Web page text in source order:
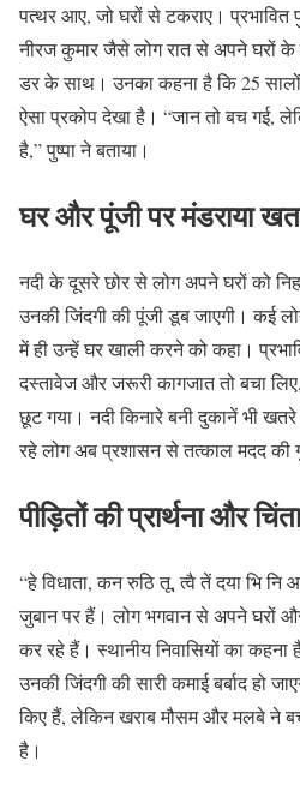
पत्थर आए, जो घरों से टकराए। प्रभावित
नीरज कुमार जैसे लोग रात से अपने
डर के साथ। उनका कहना है कि 25 सालों
ऐसा प्रकोप देखा है। “जान तो बच गई,
है,” पुष्पा ने बताया।
घर और पूंजी पर मंडराया
नदी के दूसरे छोर से लोग अपने घरों को
उनकी जिंदगी की पूंजी डूब जाएगी। कई
में ही उन्हें घर खाली करने को कहा।
दस्तावेज और जरूरी कागजात तो बचा
छूट गया। नदी किनारे बनी दुकानें भी
रहे लोग अब प्रशासन से तत्काल मदद की
पीड़ितों की प्रार्थना और चिंता
“हे विधाता, कन रुठि तू, त्वै तें दया भि नि
जुबान पर हैं। लोग भगवान से अपने घरों और
कर रहे हैं। स्थानीय निवासियों का
उनकी जिंदगी की सारी कमाई बर्बाद हो
किए हैं, लेकिन खराब मौसम और मलबे ने
है।